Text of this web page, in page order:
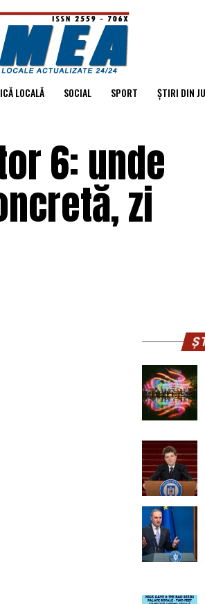
LOCALĂ SOCIAL SPORT ȘTIRI DIN
6: unde
zi